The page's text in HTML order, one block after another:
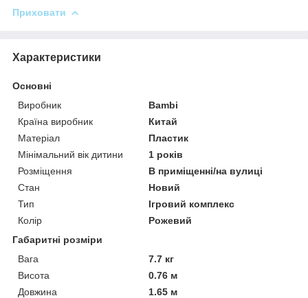
Приховати
Характеристики
Основні
Виробник
Bambi
Країна виробник
Китай
Матеріал
Пластик
Мінімальний вік дитини
1 років
Розміщення
В приміщенні/на вулиці
Стан
Новий
Тип
Ігровий комплекс
Колір
Рожевий
Габаритні розміри
Вага
7.7 кг
Висота
0.76 м
Довжина
1.65 м